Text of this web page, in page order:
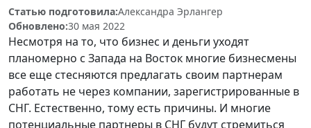
Статью подготовила:Александра Эрлангер
Обновлено:30 мая 2022
Несмотря на то, что бизнес и деньги уходят
планомерно с Запада на Восток многие бизнесмены
все еще стесняются предлагать своим партнерам
работать не через компании, зарегистрированные в
СНГ. Естественно, тому есть причины. И многие
потенциальные партнеры в СНГ будут стремиться